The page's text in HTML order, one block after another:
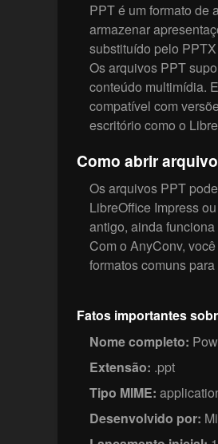
PPT é um formato de
armazenar
substituído pelo
Os arquivos PPT
conteúdo multimídia.
compatível com
escritório como o
Como abrir
Os arquivos PPT
LibreOffice Impress
antigo, ainda
Com o AnyConv,
formatos comuns
Fatos importantes
Nome completo:
Extensão: .ppt
Tipo MIME:
Desenvolvido por: